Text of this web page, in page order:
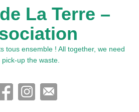
La Terre –
tous ensemble ! All together, we need
pick-up the waste.